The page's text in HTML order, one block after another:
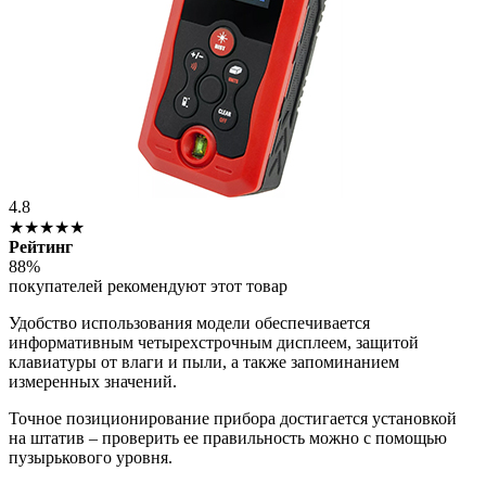
4.8
★★★★★
Рейтинг
88%
покупателей рекомендуют этот товар
Удобство использования модели обеспечивается
информативным четырехстрочным дисплеем, защитой
клавиатуры от влаги и пыли, а также запоминанием
измеренных значений.
Точное позиционирование прибора достигается установкой
на штатив – проверить ее правильность можно с помощью
пузырькового уровня.